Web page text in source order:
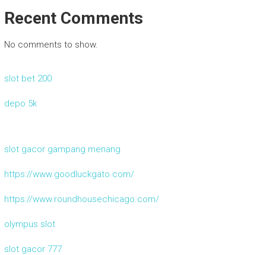
Recent Comments
No comments to show.
slot bet 200
depo 5k
slot gacor gampang menang
https://www.goodluckgato.com/
https://www.roundhousechicago.com/
olympus slot
slot gacor 777